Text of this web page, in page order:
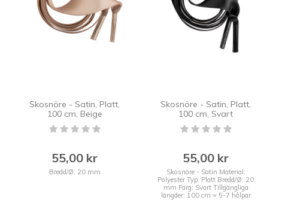
Skosnöre - Satin, Platt,
100 cm, Beige
55,00 kr
Bredd/Ø: 20 mm
Skosnöre - Satin, Platt,
100 cm, Svart
55,00 kr
Skosnöre - Satin Material:
Polyester Typ: Platt Bredd/Ø: 20
mm Färg: Svart Tillgängliga
längder: 100 cm = 5-7 hålpar